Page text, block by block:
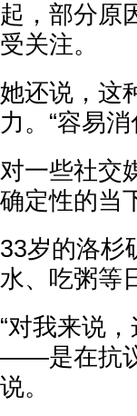
起，部分原
受关注。
她还说，这
力。“容易
对一些社交
确定性的当
33岁的洛杉
水、吃粥等
“对我来说
——是在抗议
说。